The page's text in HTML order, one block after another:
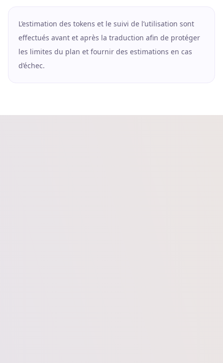
L’estimation des tokens et le suivi de l’utilisation sont
effectués avant et après la traduction afin de protéger
les limites du plan et fournir des estimations en cas
d’échec.